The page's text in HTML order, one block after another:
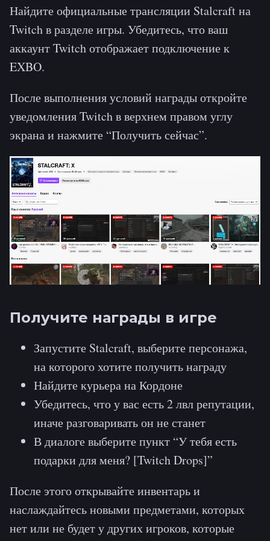
Найдите официальные трансляции Stalcraft на
Twitch в разделе игры. Убедитесь, что ваш
аккаунт Twitch отображает подключение к
EXBO.
После выполнения условий награды откройте
уведомления Twitch в верхнем правом углу
экрана и нажмите “Получить сейчас”.
Получите награды в игре
Запустите Stalcraft, выберите персонажа,
на которого хотите получить награду
Найдите курьера на Кордоне
Убедитесь, что у вас есть 2 лвл репутации,
иначе разговаривать он не станет
В диалоге выберите пункт “У тебя есть
подарки для меня? [Twitch Drops]”
После этого открывайте инвентарь и
наслаждайтесь новыми предметами, которых
нет или не будет у других игроков, которые